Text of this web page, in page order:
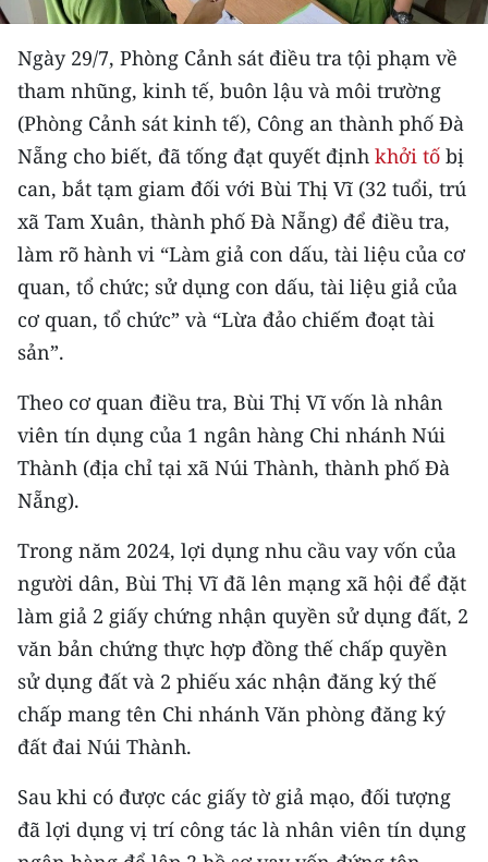
MÔI TRƯỜNG
BẠN ĐỌC
KIỂM CHỨNG THÔNG TIN
TRI THỨC CHUYÊN SÂU
54 DÂN TỘC VIỆT NAM
CHƯƠNG TRÌNH OCOP - MỖI XÃ
MỘT SẢN PHẨM
MEDIA CENTER
E-Magazine
Media Chính trị
Media Kinh tế
Media Văn hóa
Media Xã hội
Media Pháp luật
Media Du lịch
Ngày 29/7, Phòng Cảnh sát điều tra tội phạm về
tham nhũng, kinh tế, buôn lậu và môi trường
(Phòng Cảnh sát kinh tế), Công an thành phố Đà
Nẵng cho biết, đã tống đạt quyết định khởi tố bị
can, bắt tạm giam đối với Bùi Thị Vĩ (32 tuổi, trú
xã Tam Xuân, thành phố Đà Nẵng) để điều tra,
làm rõ hành vi “Làm giả con dấu, tài liệu của cơ
quan, tổ chức; sử dụng con dấu, tài liệu giả của
cơ quan, tổ chức” và “Lừa đảo chiếm đoạt tài
sản”.
Theo cơ quan điều tra, Bùi Thị Vĩ vốn là nhân
viên tín dụng của 1 ngân hàng Chi nhánh Núi
Thành (địa chỉ tại xã Núi Thành, thành phố Đà
Nẵng).
Trong năm 2024, lợi dụng nhu cầu vay vốn của
người dân, Bùi Thị Vĩ đã lên mạng xã hội để đặt
làm giả 2 giấy chứng nhận quyền sử dụng đất, 2
văn bản chứng thực hợp đồng thế chấp quyền
sử dụng đất và 2 phiếu xác nhận đăng ký thế
chấp mang tên Chi nhánh Văn phòng đăng ký
đất đai Núi Thành.
Sau khi có được các giấy tờ giả mạo, đối tượng
đã lợi dụng vị trí công tác là nhân viên tín dụng